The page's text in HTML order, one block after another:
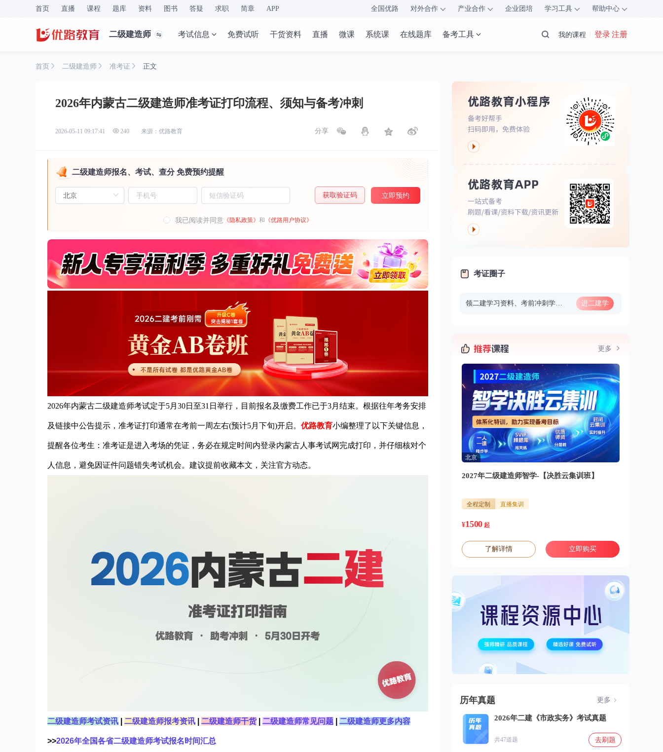
首页 直播 课程 题库 资料 图书 答疑 求职 简章 APP 全国优路 对外合作 产业合作 企业团培 学习工具 帮助中心
二级建造师 考试信息 免费试听 干货资料 直播 微课 系统课 在线题库 备考工具 我的课程 登录 注册
首页 二级建造师 准考证 正文
2026年内蒙古二级建造师准考证打印流程、须知与备考冲刺
2026-05-11 09:17:41 240 来源：优路教育 分享
二级建造师报名、考试、查分 免费预约提醒
获取验证码 立即预约
我已阅读并同意 《隐私政策》 和 《优路用户协议》
2026年内蒙古二级建造师考试定于5月30日至31日举行，目前报名及缴费工作已于3月结束。根据往年考务安排
及链接中公告提示，准考证打印通常在考前一周左右(预计5月下旬)开启。 优路教育小编整理了以下关键信息，
提醒各位考生：准考证是进入考场的凭证，务必在规定时间内登录内蒙古人事考试网完成打印，并仔细核对个
人信息，避免因证件问题错失考试机会。建议提前收藏本文，关注官方动态。
二级建造师考试资讯 二级建造师报考资讯 二级建造师干货| 二级建造师常见问题 二级建造师更多内容
>>2026年全国各省二级建造师考试报名时间汇总
考证圈子
领二建学习资料、考前冲刺学习、考前重要信息通知等
进二建学
更多
北京
2027年二级建造师智学-【决胜云集训班】
全程定制 直播集训
¥1500 起
了解详情 立即购买
历年真题 更多
2026年二建《市政实务》考试真题
共47道题 去刷题